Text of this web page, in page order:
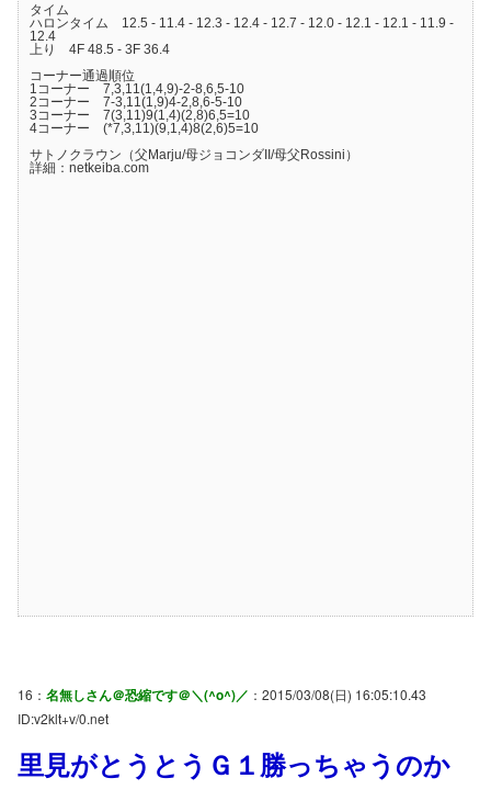
タイム
ハロンタイム 12.5 - 11.4 - 12.3 - 12.4 - 12.7 - 12.0 - 12.1 - 12.1 - 11.9 -
12.4
上り 4F 48.5 - 3F 36.4
コーナー通過順位
1コーナー 7,3,11(1,4,9)-2-8,6,5-10
2コーナー 7-3,11(1,9)4-2,8,6-5-10
3コーナー 7(3,11)9(1,4)(2,8)6,5=10
4コーナー (*7,3,11)(9,1,4)8(2,6)5=10
サトノクラウン（父Marju/母ジョコンダII/母父Rossini）
詳細：netkeiba.com
16： 名無しさん＠恐縮です＠＼(^o^)／ ：2015/03/08(日) 16:05:10.43
ID:v2klt+v/0.net
里見がとうとうＧ１勝っちゃうのか